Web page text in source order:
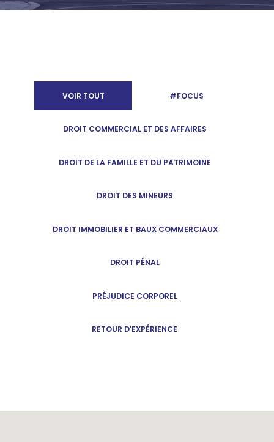
VOIR TOUT #FOCUS
DROIT COMMERCIAL ET DES AFFAIRES
DROIT DE LA FAMILLE ET DU PATRIMOINE
DROIT DES MINEURS
DROIT IMMOBILIER ET BAUX COMMERCIAUX
DROIT PÉNAL
PRÉJUDICE CORPOREL
RETOUR D'EXPÉRIENCE